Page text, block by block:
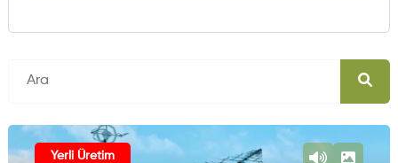
Yerli Üretim